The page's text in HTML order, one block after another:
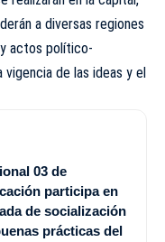
a diversas regiones
actos político-
de las ideas y el
03 de
participa en
de socialización
prácticas del